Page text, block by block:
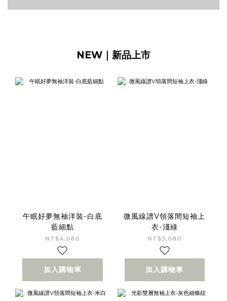
NEW｜新品上市
午眠好夢無袖洋裝-白底
藍細點
NT$4,080
加入購物車
微風線譜V領落間短袖上
衣-淺綠
NT$3,080
加入購物車